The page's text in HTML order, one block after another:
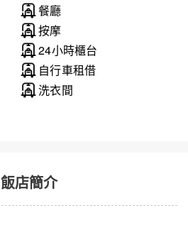
餐廳
按摩
24小時櫃台
自行車租借
洗衣間
飯店簡介